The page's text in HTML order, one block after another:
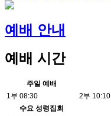
예배 안내
예배 시간
주일 예배
1부 08:30
2부 10:10
수요 성령집회